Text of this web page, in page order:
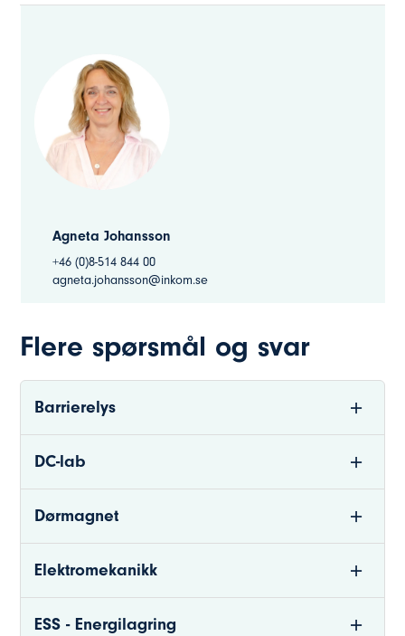
Agneta Johansson
+46 (0)8-514 844 00
agneta.johansson@inkom.se
Flere spørsmål og svar
Barrierelys
DC-lab
Dørmagnet
Elektromekanikk
ESS - Energilagring